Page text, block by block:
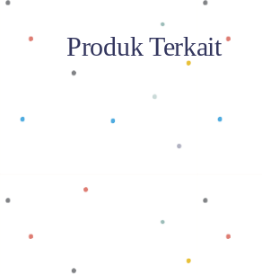
Produk Terkait
Baca selengkapnya